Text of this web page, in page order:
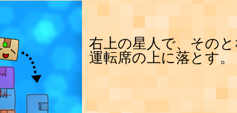
右上の星人で、その
運転席の上に落とす。